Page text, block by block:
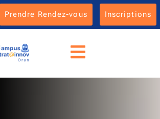
Inscriptions
Prendre Rendez-vous